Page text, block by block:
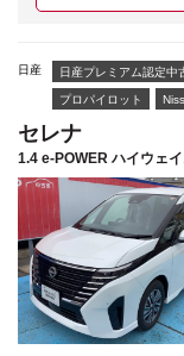
日産 日産プレミアム認定中
プロパイロット
セレナ
1.4 e-POWER ハイウェ